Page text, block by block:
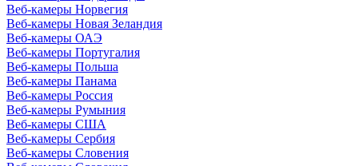
Веб-камеры Норвегия
Веб-камеры Новая Зеландия
Веб-камеры ОАЭ
Веб-камеры Португалия
Веб-камеры Польша
Веб-камеры Панама
Веб-камеры Россия
Веб-камеры Румыния
Веб-камеры США
Веб-камеры Сербия
Веб-камеры Словения